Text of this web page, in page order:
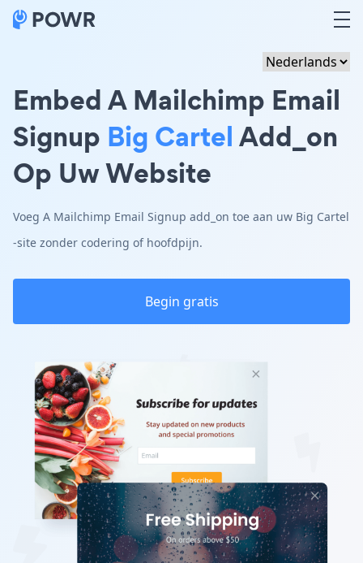
Embed A Mailchimp Email
Signup Big CartelAdd_on
Op Uw Website
Voeg A Mailchimp Email Signup add_on toe aan uw Big Cartel
-site zonder codering of hoofdpijn.
Begin gratis